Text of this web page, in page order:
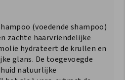
(voedende shampoo)
zachte haarvriendelijke
hydrateert de krullen en
glans. De toegevoegde
natuurlijke